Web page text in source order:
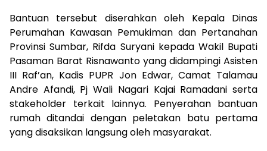
Bantuan tersebut diserahkan oleh Kepala Dinas
Perumahan Kawasan Pemukiman dan Pertanahan
Provinsi Sumbar, Rifda Suryani kepada Wakil Bupati
Pasaman Barat Risnawanto yang didampingi Asisten
III Raf’an, Kadis PUPR Jon Edwar, Camat Talamau
Andre Afandi, Pj Wali Nagari Kajai Ramadani serta
stakeholder terkait lainnya. Penyerahan bantuan
rumah ditandai dengan peletakan batu pertama
yang disaksikan langsung oleh masyarakat.